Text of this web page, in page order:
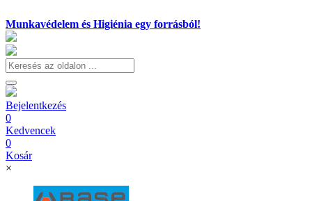
Munkavédelem és Higiénia egy forrásból!
Bejelentkezés
0
Kedvencek
0
Kosár
×